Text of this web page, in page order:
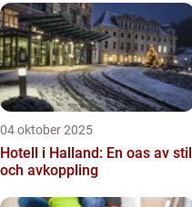
04 oktober 2025
Hotell i Halland: En oas av stil
och avkoppling